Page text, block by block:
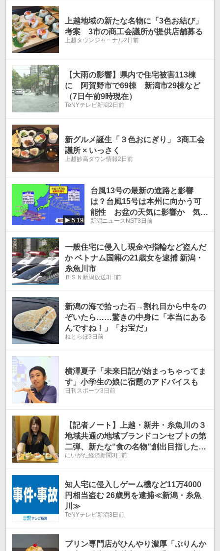
上越地域の新たな名物に「3色お結び」
考案 3市の商工会議所が提供店舗募る
上越タウンジャーナル2日前
【大雨の影響】県内で住宅被害113棟
に 阿賀野市で69棟 新潟市29棟など
（7日午前9時現在）
TeNYテレビ新潟2日前
新グルメ誕生「３色おにぎり」 3商工会
議所 × いっさく
上越妙高タウン情報2日前
5:19
台風13号の最新の進路と影響
は？台風15号は本州に向かう可
能性 お盆の天気に影響か 気象
予報士の解説
新潟ニュースNST3日前
一般住宅に侵入し現金や指輪など盗んだ
か ベトナム国籍の21歳女を逮捕 新潟・
糸魚川市
ＢＳＮ新潟放送3日前
新潟の海で拾った石→割れ目から中をの
ぞいたら……驚きの中身に「本当にある
んですね！」「お宝だ」
ねとらぼ3日前
横澤夏子「未来日記が始まっちゃってま
す」小学生の娘に宿題のアドバイスも
日刊スポーツ3日前
【記者ノート】上越・新井・糸魚川の３
地域共通の地域ブランドコンセプトの第
二弾、新たな“食の名物”創出目指した
『３色お結び』が誕生
にいがた経済新聞3日前
知人宅に侵入しゲーム機など11万4000
円相当盗む 26歳男を逮捕≪新潟・糸魚
川≫
TeNYテレビ新潟3日前
プリン専門店がひんやり濃厚「ぷりんか